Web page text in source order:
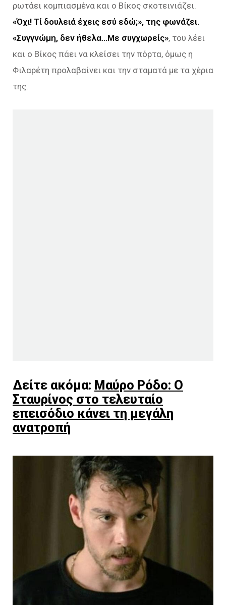
ρωτάει κομπιασμένα και ο Βίκος σκοτεινιάζει.
«Όχι! Τί δουλειά έχεις εσύ εδώ;», της φωνάζει.
«Συγγνώμη, δεν ήθελα…Με συγχωρείς», του λέει
και ο Βίκος πάει να κλείσει την πόρτα, όμως η
Φιλαρέτη προλαβαίνει και την σταματά με τα χέρια
της.
Δείτε ακόμα: Μαύρο Ρόδο: Ο
Σταυρίνος στο τελευταίο
επεισόδιο κάνει τη μεγάλη
ανατροπή